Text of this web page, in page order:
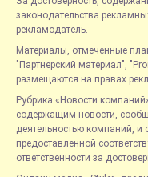
законодательства
рекламодатель.
Материалы, отмеченные
"Партнерский материал",
размещаются на правах
Рубрика «Новости
содержащим новости,
деятельностью компаний,
предоставленной
ответственности за